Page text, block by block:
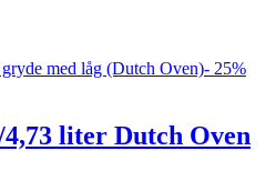
- 25%
liter Dutch Oven